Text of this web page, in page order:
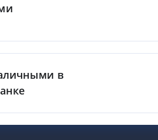
в